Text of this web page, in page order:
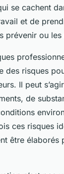
se cachent
et de
prévenir ou les
des risques
Il peut
de
ces risques
être élaborés